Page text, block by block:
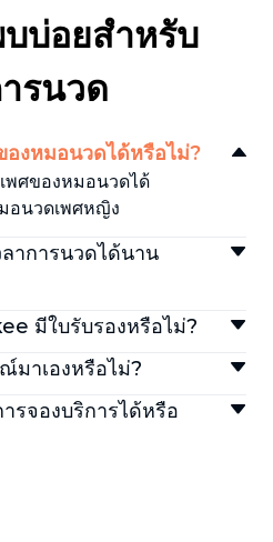
บ่อยสำหรับ
รนวด
องหมอนวดได้หรือไม่?
พศของหมอนวดได้
อนวดเพศหญิง
ลาการนวดได้นาน
ยะเวลา ได้แก่ 60 นาที, 90
มีใบรับรองหรือไม่?
ผู้เชี่ยวชาญที่มี
งจากกรมสนับสนุนบริการ
มาเองหรือไม่?
เองครบครัน เช่น เบาะ
คลุม
รจองบริการได้หรือ